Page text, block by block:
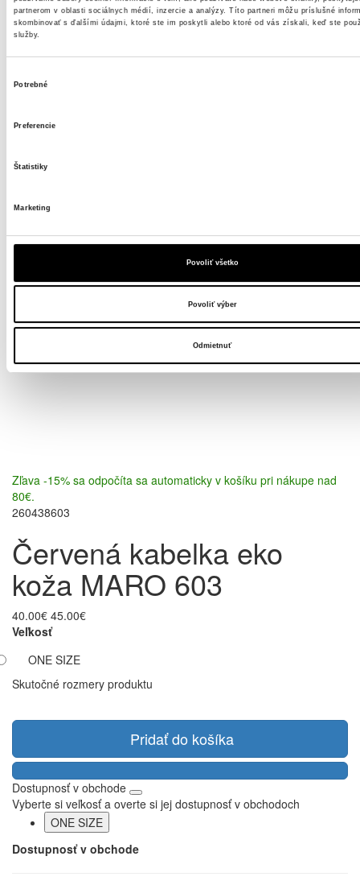
partnerom v oblasti sociálnych médií, inzercie a analýzy. Títo partneri môžu príslušné
skombinovať s ďalšími údajmi, ktoré ste im poskytli alebo ktoré od vás získali, keď ste
služby.
Potrebné
Preferencie
Štatistiky
Marketing
Povoliť všetko
Povoliť výber
Odmietnuť
späť
Zľava -15% sa odpočíta sa automaticky v košíku pri nákupe nad
80€.
260438603
Červená kabelka eko
koža MARO 603
40.00€ 45.00€
Veľkosť
ONE SIZE
Skutočné rozmery produktu
Pridať do košíka
Dostupnosť v obchode
Vyberte si veľkosť a overte si jej dostupnosť v obchodoch
ONE SIZE
Dostupnosť v obchode